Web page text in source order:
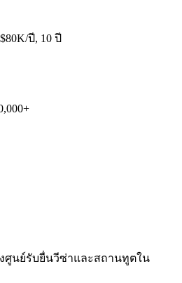
ปี, 10 ปี
ศูนย์รับยื่นวีซ่าและสถานทูตใน